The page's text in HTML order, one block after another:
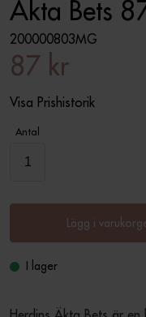
Äkta Bets
200000803MG
87 kr
Visa Prishistorik
Antal
Lägg i
I lager